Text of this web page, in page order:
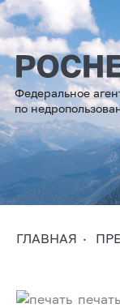
Федеральное
по
ГЛАВНАЯ
печать